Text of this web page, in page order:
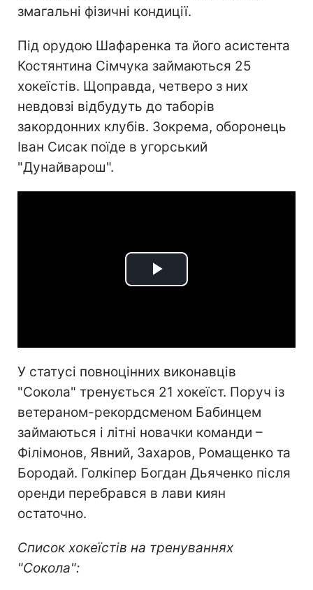
змагальні фізичні кондиції.
Під орудою Шафаренка та його асистента
Костянтина Сімчука займаються 25
хокеїстів. Щоправда, четверо з них
невдовзі відбудуть до таборів
закордонних клубів. Зокрема, оборонець
Іван Сисак поїде в угорський
"Дунайварош".
Play
У статусі повноцінних виконавців
"Сокола" тренується 21 хокеїст. Поруч із
ветераном-рекордсменом Бабинцем
займаються і літні новачки команди –
Філімонов, Явний, Захаров, Ромащенко та
Бородай. Голкіпер Богдан Дьяченко після
оренди перебрався в лави киян
остаточно.
Список хокеїстів на тренуваннях
"Сокола":